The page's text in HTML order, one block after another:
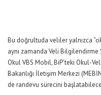
Bu doğrultuda veliler yalnızca “
aynı zamanda Veli Bilgilendirme
Okul VBS Mobil, BiP’teki Okul-
Bakanlığı İletişim Merkezi
de randevu sürecini